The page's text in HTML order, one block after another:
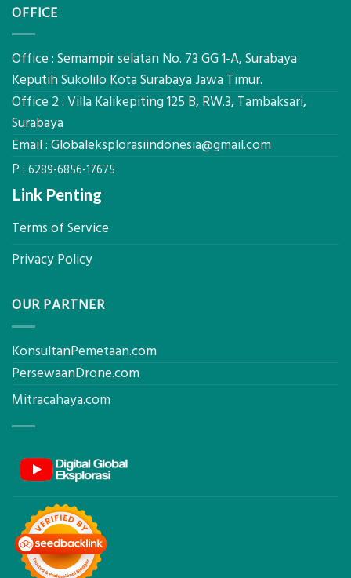
Global
Pastikan
Pondasi
OFFICE
Office : Semampir selatan No. 73 GG 1-A, Surabaya
Keputih Sukolilo Kota Surabaya Jawa Timur.
Office 2 : Villa Kalikepiting 125 B, RW.3, Tambaksari,
Surabaya
Email : Globaleksplorasiindonesia@gmail.com
P : 6289-6856-17675
Link Penting
Terms of Service
Privacy Policy
OUR PARTNER
KonsultanPemetaan.com
PersewaanDrone.com
Mitracahaya.com